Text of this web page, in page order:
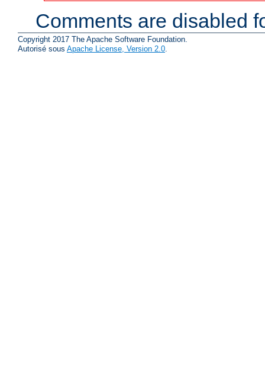
Comments are disabled
Copyright 2017 The Apache Software Foundation.
Autorisé sous Apache License, Version 2.0